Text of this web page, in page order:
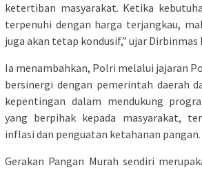
ketertiban masyarakat. Ketika
terpenuhi dengan harga terjangkau,
juga akan tetap kondusif,” ujar Dirbinmas
Ia menambahkan, Polri melalui jajaran
bersinergi dengan pemerintah daerah
kepentingan dalam mendukung
yang berpihak kepada masyarakat,
inflasi dan penguatan ketahanan pangan.
Gerakan Pangan Murah sendiri